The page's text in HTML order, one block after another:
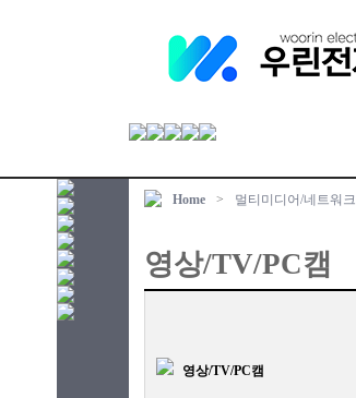
Home > 멀티미디어/네트워크
영상/TV/PC캠
영상/TV/PC캠